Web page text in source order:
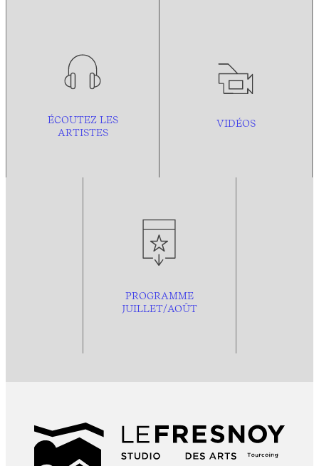
ÉCOUTEZ LES
ARTISTES
VIDÉOS
PROGRAMME
JUILLET/AOÛT